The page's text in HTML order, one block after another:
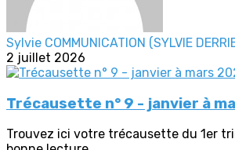
Sylvie COMMUNICATION (SYLVIE
2 juillet 2026
Trécausette n° 9 - janvier à
Trouvez ici votre trécausette du 1er